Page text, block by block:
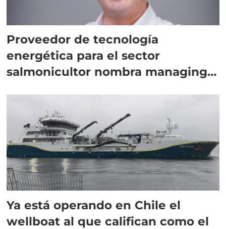
Proveedor de tecnología
energética para el sector
salmonicultor nombra managing
Ya está operando en Chile el
wellboat al que califican como el